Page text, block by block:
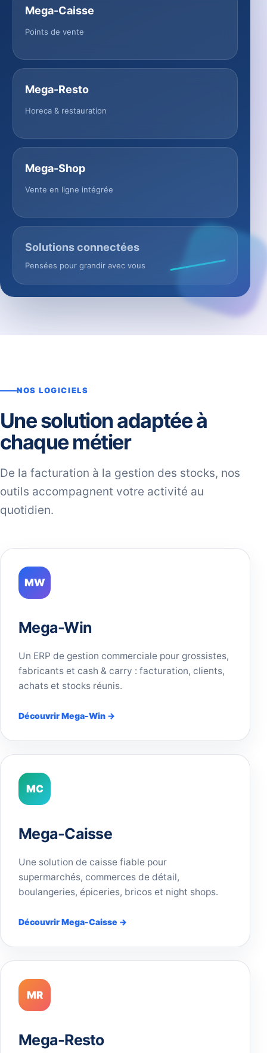
Mega-Caisse
Points de vente
Mega-Resto
Horeca & restauration
Mega-Shop
Vente en ligne intégrée
Solutions connectées
Pensées pour grandir avec vous
NOS LOGICIELS
Une solution adaptée à
chaque métier
De la facturation à la gestion des stocks, nos
outils accompagnent votre activité au
quotidien.
MW
Mega-Win
Un ERP de gestion commerciale pour grossistes,
fabricants et cash & carry : facturation, clients,
achats et stocks réunis.
Découvrir Mega-Win →
MC
Mega-Caisse
Une solution de caisse fiable pour
supermarchés, commerces de détail,
boulangeries, épiceries, bricos et night shops.
Découvrir Mega-Caisse →
MR
Mega-Resto